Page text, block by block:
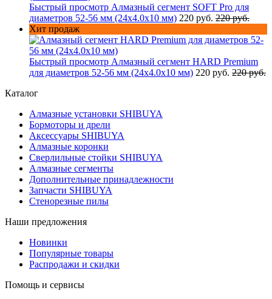
Быстрый просмотр Алмазный сегмент SOFT Pro для
диаметров 52-56 мм (24х4.0х10 мм) 220 руб. 220 руб.
Хит продаж
Быстрый просмотр Алмазный сегмент HARD Premium
для диаметров 52-56 мм (24х4.0х10 мм) 220 руб. 220 руб.
Каталог
Алмазные установки SHIBUYA
Бормоторы и дрели
Аксессуары SHIBUYA
Алмазные коронки
Сверлильные стойки SHIBUYA
Алмазные сегменты
Дополнительные принадлежности
Запчасти SHIBUYA
Стенорезные пилы
Наши предложения
Новинки
Популярные товары
Распродажи и скидки
Помощь и сервисы